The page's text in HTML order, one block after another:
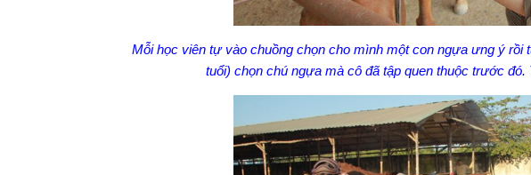
Mỗi học viên tự vào chuồng chọn cho mình một con ngựa ưng ý
tuổi) chọn chú ngựa mà cô đã tập quen thuộc trước đó.